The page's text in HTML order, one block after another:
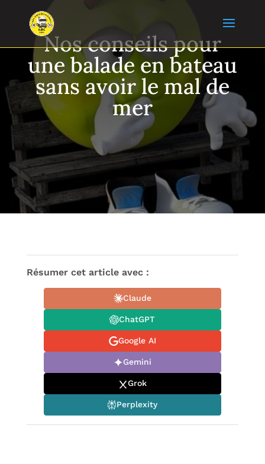
Nos conseils pour
une balade en bateau
sans avoir le mal de
mer
Résumer cet article avec :
Claude
ChatGPT
Google AI
Gemini
Grok
Perplexity